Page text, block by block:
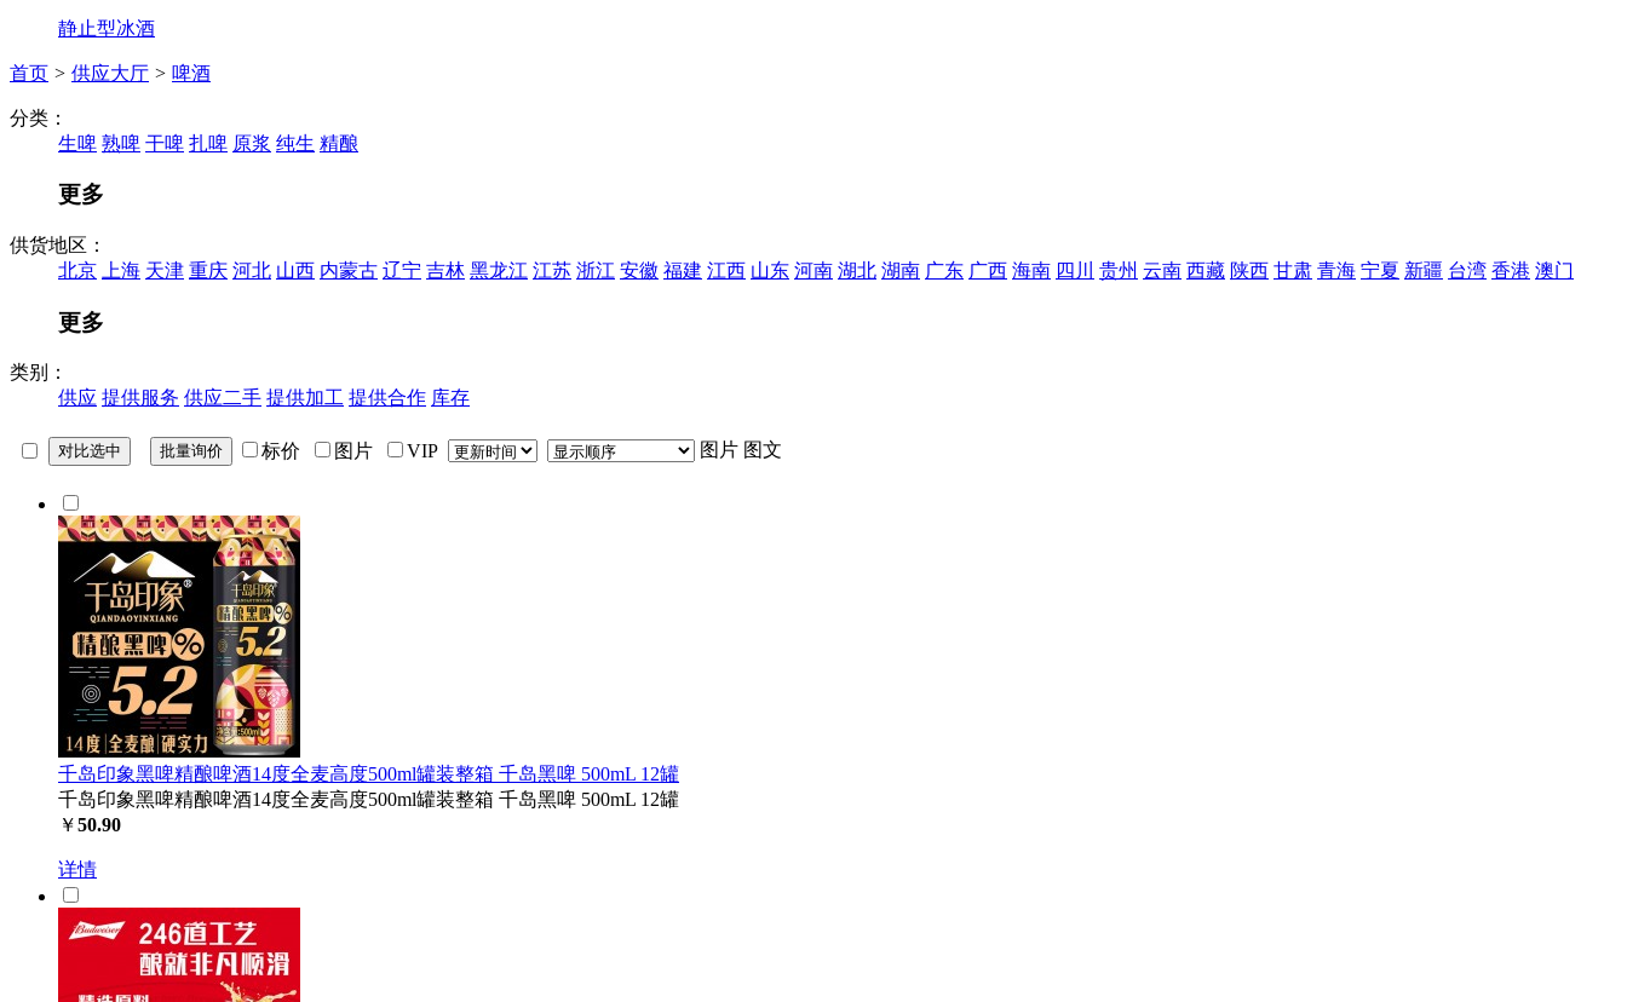
静止型冰酒
首页 > 供应大厅 > 啤酒
分类：
生啤 熟啤 干啤 扎啤 原浆 纯生 精酿
更多
供货地区：
北京
上海 天津 重庆 河北 山西 内蒙古 辽宁 吉林 黑龙江 江苏 浙江 安徽 福建 江西 山东 河南 湖北 湖南 广东 广西 海南 四川 贵州 云南 西藏 陕西 甘肃 青海 宁夏 新疆 台湾 香港 澳门
更多
类别：
供应 提供服务 供应二手 提供加工 提供合作 库存
标价 图片 VIP 图片 图文
千岛印象黑啤精酿啤酒14度全麦高度500ml罐装整箱 千岛黑啤 500mL 12罐
千岛印象黑啤精酿啤酒14度全麦高度500ml罐装整箱 千岛黑啤 500mL 12罐
￥50.90
详情